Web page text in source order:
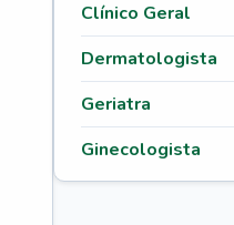
Clínico Geral
Dermatologista
Geriatra
Ginecologista